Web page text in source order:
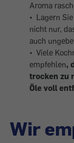
Aroma
• Lagern
nicht nur,
auch
• Viele
empfehlen,
trocken zu
Öle voll
Wir